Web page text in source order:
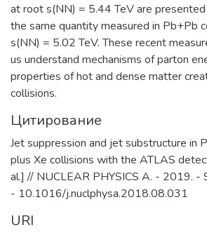
и профессионального
Основными целями и
Института являются:
обеспечение
специалитета;
студентов
продолжению
(САЕ и др.) и на
Университета;
at root s(NN) = 5.44 TeV are
the same quantity measured in Pb+Pb
s(NN) = 5.02 TeV. These recent
us understand mechanisms of parton
properties of hot and dense matter
collisions.
Цитирование
Jet suppression and jet substructure in
plus Xe collisions with the ATLAS
al.] // NUCLEAR PHYSICS A. - 2019.
- 10.1016/j.nuclphysa.2018.08.031
URI